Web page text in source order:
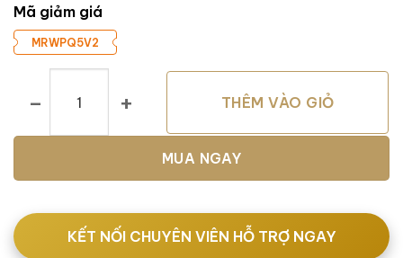
Mã giảm giá
MRWPQ5V2
Ghế Ăn Gemma Baxter số lượng
THÊM VÀO GIỎ
MUA NGAY
KẾT NỐI CHUYÊN VIÊN HỖ TRỢ NGAY